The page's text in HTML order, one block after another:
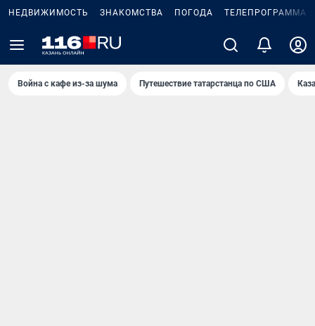
НЕДВИЖИМОСТЬ ЗНАКОМСТВА ПОГОДА ТЕЛЕПРОГРАММА
Война с кафе из-за шума Путешествие татарстанца по США